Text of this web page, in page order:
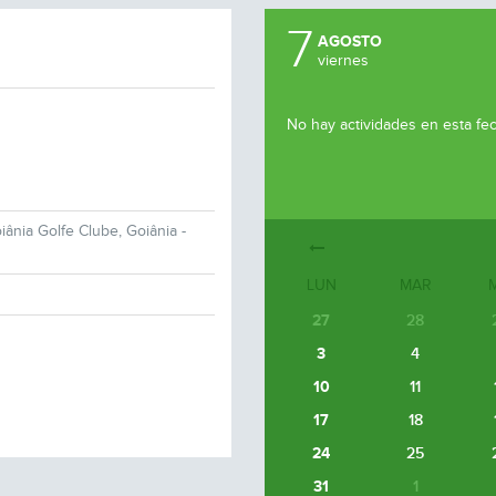
Golfe Clube, Goiânia -
7 AGOSTO
viernes
No hay actividades en esta
LUN MAR
27 28
3
4
10
11
17
18
24
25
31
1